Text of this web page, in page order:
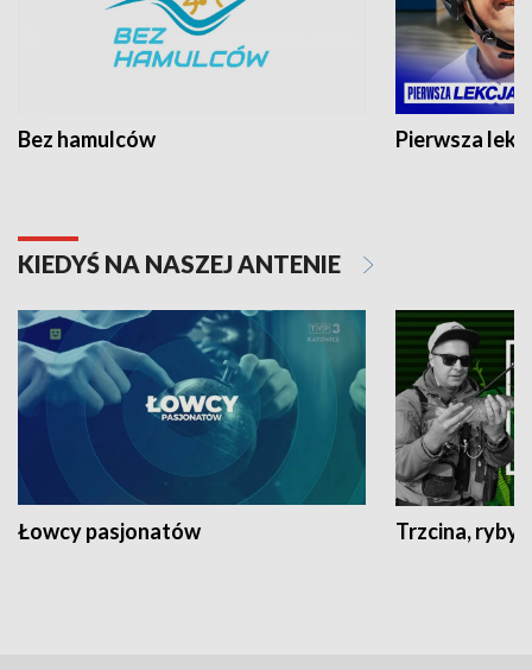
Bez hamulców Pierwsza
KIEDYŚ NA NASZEJ ANTENIE
Łowcy pasjonatów Trzcina, ryby